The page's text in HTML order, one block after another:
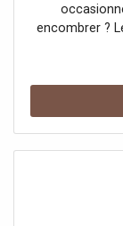
encombrer ?
vous
dimensions
stocker
sécurité ! Le
coffre de